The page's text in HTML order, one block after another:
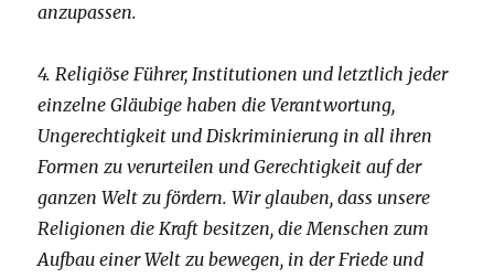
anzupassen.
4. Religiöse Führer, Institutionen und letztlich jeder
einzelne Gläubige haben die Verantwortung,
Ungerechtigkeit und Diskriminierung in all ihren
Formen zu verurteilen und Gerechtigkeit auf der
ganzen Welt zu fördern. Wir glauben, dass unsere
Religionen die Kraft besitzen, die Menschen zum
Aufbau einer Welt zu bewegen, in der Friede und